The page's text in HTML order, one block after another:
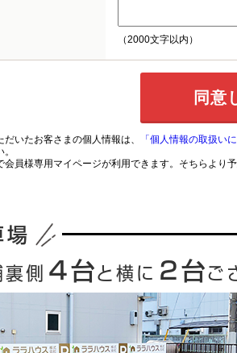
（2000文字以内）
いたお客さまの個人情報は、 「個人情報の取扱いに
員様専用マイページが利用できます。そちらより
場
側 ４台と横に ２台ご